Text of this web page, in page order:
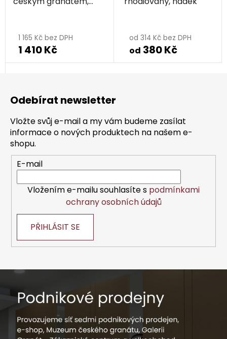
1 165 Kč bez DPH
1 410 Kč
hodnocení
produktu
je
hvězdiček.
od 314 Kč bez DPH
od 380 Kč
Odebírat newsletter
Vložte svůj e-mail a my vám budeme zasílat
informace o nových produktech na našem e-
shopu.
E-mail
Vložením e-mailu souhlasíte s podmínkami
ochrany osobních údajů
PŘIHLÁSIT SE